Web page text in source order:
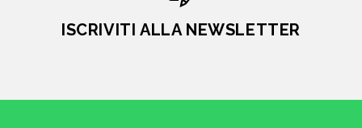
ISCRIVITI ALLA NEWSLETTER